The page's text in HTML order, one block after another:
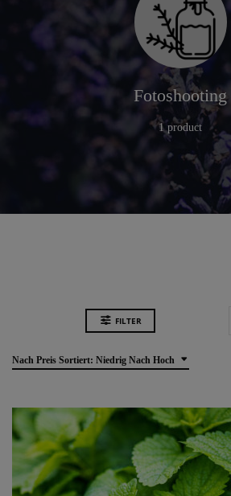
Fotoshooting
1 product
FILTER
Nach Preis Sortiert: Niedrig Nach Hoch